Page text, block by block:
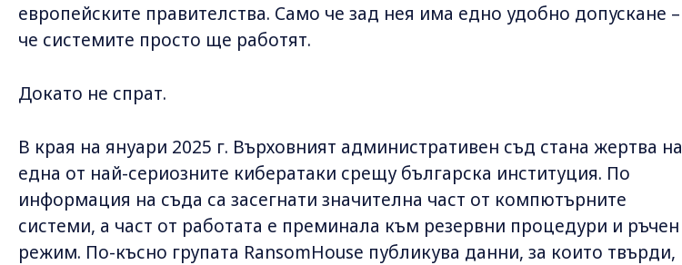
европейските правителства. Само че зад нея има едно удобно допускане –
че системите просто ще работят.
Докато не спрат.
В края на януари 2025 г. Върховният административен съд стана жертва на
една от най-сериозните кибератаки срещу българска институция. По
информация на съда са засегнати значителна част от компютърните
системи, а част от работата е преминала към резервни процедури и ръчен
режим. По-късно групата RansomHouse публикува данни, за които твърди,